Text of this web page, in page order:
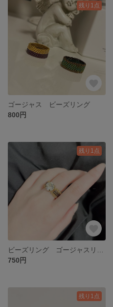
残り1点
ゴージャス ビーズリング
800円
残り1点
750円
残り1点